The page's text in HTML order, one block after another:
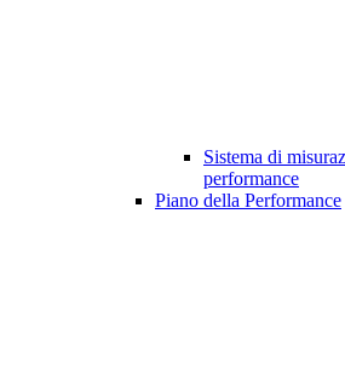
Sistema di
performance
Piano della Performance